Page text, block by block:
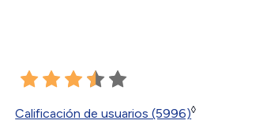
Calificación de usuarios (5996)◊